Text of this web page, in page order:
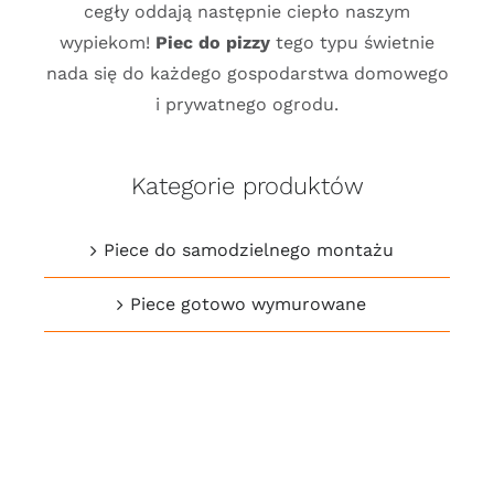
cegły oddają następnie ciepło naszym
wypiekom! Piec do pizzy tego typu świetnie
nada się do każdego gospodarstwa domowego
i prywatnego ogrodu.
Kategorie produktów
Piece do samodzielnego montażu
Piece gotowo wymurowane